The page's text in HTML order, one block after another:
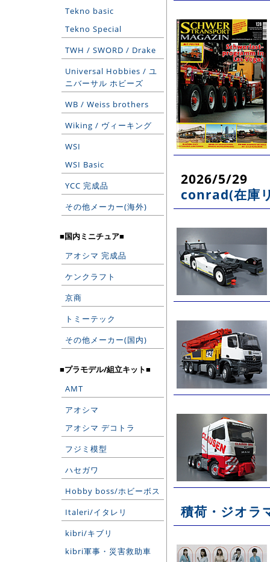
Tekno basic
Tekno Special
TWH / SWORD / Drake
Universal Hobbies / ユ
ニバーサル ホビーズ
WB / Weiss brothers
Wiking / ヴィーキング
WSI
WSI Basic
YCC 完成品
その他メーカー(海外)
■国内ミニチュア■
アオシマ 完成品
ケンクラフト
京商
トミーテック
その他メーカー(国内)
■プラモデル/組立キット■
AMT
アオシマ
アオシマ デコトラ
フジミ模型
ハセガワ
Hobby boss/ホビーボス
Italeri/イタレリ
kibri/キブリ
kibri軍事・災害救助車
2026/5/29
conrad(在庫
積荷・ジオラ